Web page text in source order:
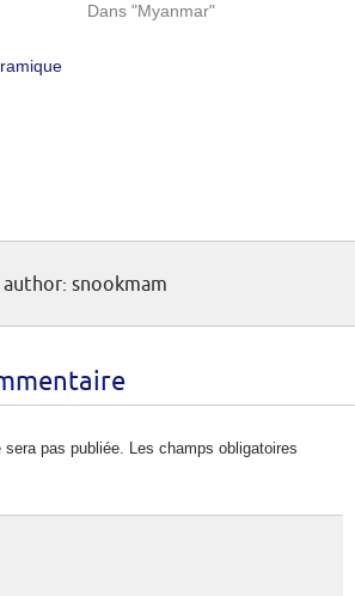
Dans "Myanmar"
snookmam
pas publiée.
Les champs obligatoires